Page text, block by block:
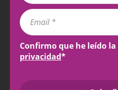
Confirmo que he leído la
privacidad*